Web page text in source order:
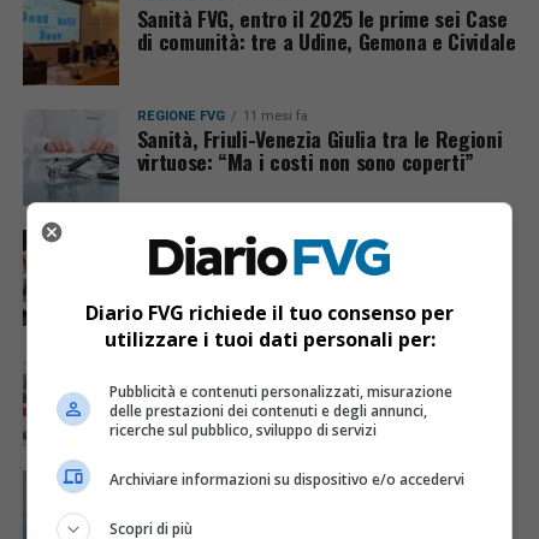
Sanità FVG, entro il 2025 le prime sei Case
di comunità: tre a Udine, Gemona e Cividale
REGIONE FVG 11 mesi fa
Sanità, Friuli-Venezia Giulia tra le Regioni
virtuose: “Ma i costi non sono coperti”
REGIONE FVG 11 mesi fa
Fascicolo Sanitario Elettronico: 86% di
consenso e 100% di attivazioni, il FVG
batte la media nazionale
11 mesi fa
Sanità, tre nuove ambulanze operative in
Friuli-Venezia Giulia
REGIONE FVG 12 mesi fa
FVG, nasce la figura dell’assistente
infermieristico: ponte tra Oss e infermieri
Diario FVG richiede il tuo consenso per
utilizzare i tuoi dati personali per:
Pubblicità e contenuti personalizzati, misurazione
delle prestazioni dei contenuti e degli annunci,
ricerche sul pubblico, sviluppo di servizi
Archiviare informazioni su dispositivo e/o accedervi
Scopri di più